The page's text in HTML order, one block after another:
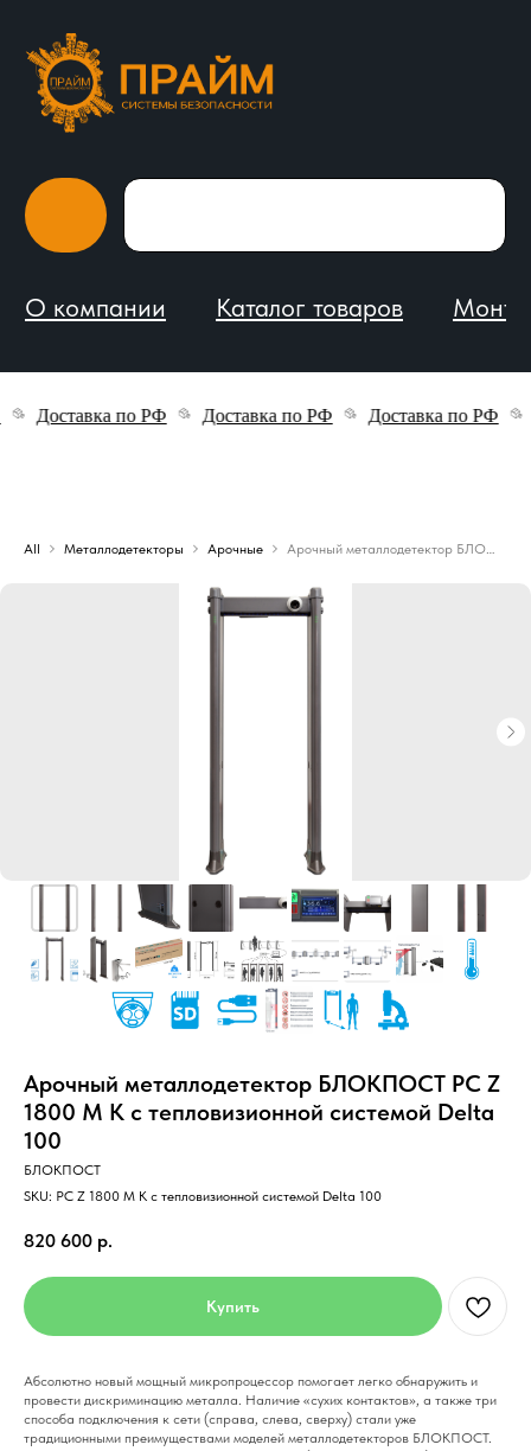
О компании
Доставка по РФ Доставка по РФ Доставка по РФ
All Металлодетекторы Арочные Арочный металлодетектор БЛОКПОСТ PC Z 1800 M K с тепловизионной системой Delta 100
Арочный металлодетектор БЛОКПОСТ PC Z
1800 M K с тепловизионной системой Delta
100
БЛОКПОСТ
SKU: PC Z 1800 M K с тепловизионной системой Delta 100
820 600 р.
Купить
Абсолютно новый мощный микропроцессор помогает легко обнаружить и
провести дискриминацию металла. Наличие «сухих контактов», а также три
способа подключения к сети (справа, слева, сверху) стали уже
традиционными преимуществами моделей металлодетекторов БЛОКПОСТ.